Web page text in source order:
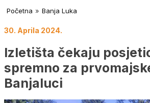
Početna » Banja Luka
30. Aprila 2024.
Izletišta čekaju
spremno za
Banjaluci